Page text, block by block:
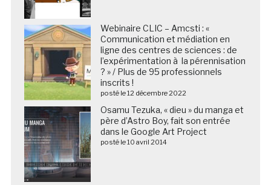
Webinaire CLIC – Amcsti : «
Communication et médiation en
ligne des centres de sciences : de
l’expérimentation à la pérennisation
? » / Plus de 95 professionnels
inscrits !
posté le 12 décembre 2022
Osamu Tezuka, « dieu » du manga et
père d’Astro Boy, fait son entrée
dans le Google Art Project
posté le 10 avril 2014